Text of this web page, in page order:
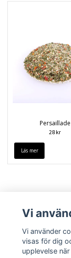
Persaillade
28 kr
Läs mer
Vi
Vi använder
visas för dig
upplevelse